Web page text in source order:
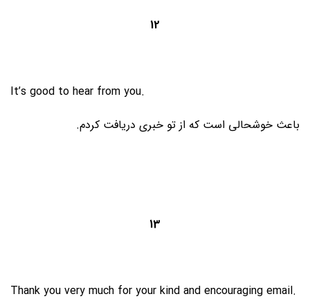
12
It’s good to hear from you.
باعث خوشحالی است که از تو خبری دریافت کردم.
13
Thank you very much for your kind and encouraging email.